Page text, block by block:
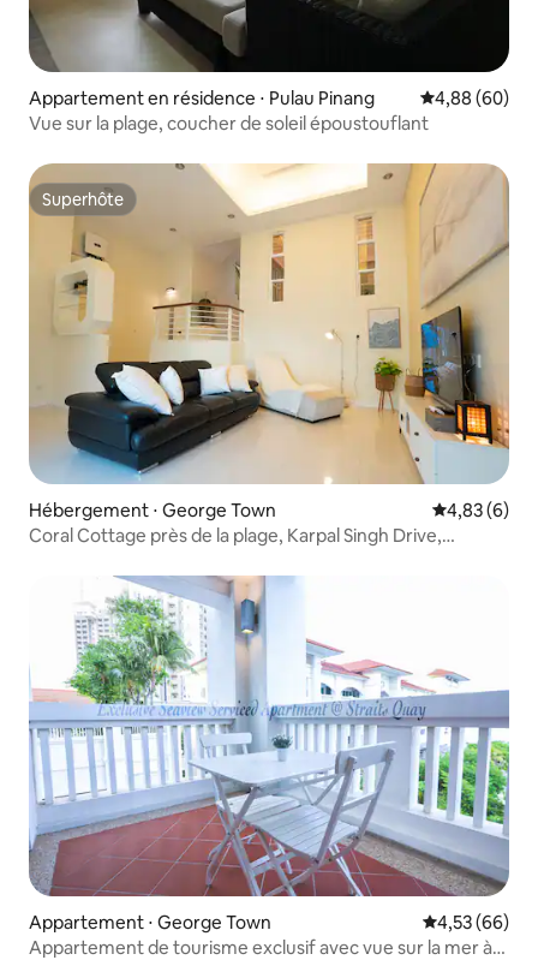
Appartement en résidence ⋅ Pulau Pinang Évaluation
4,88 (60)
Vue sur la plage, coucher de soleil époustouflant
Superhôte
Superhôte
Hébergement ⋅ George Town Évaluation
4,83 (6)
Coral Cottage près de la plage, Karpal Singh Drive,
Appartement ⋅ George Town Évaluation
4,53 (66)
Appartement de tourisme exclusif avec vue sur la mer à